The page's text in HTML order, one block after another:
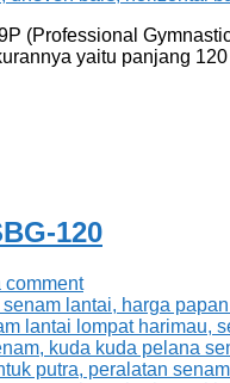
(Professional
yaitu panjang
120
comment